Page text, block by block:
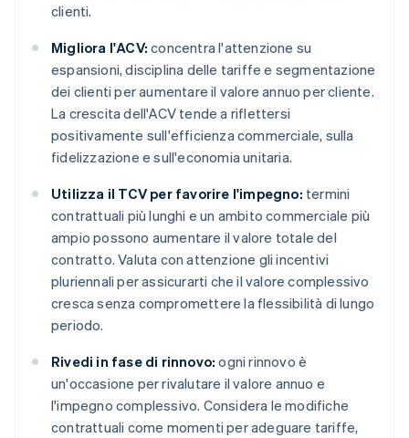
clienti.
Migliora l'ACV: concentra l'attenzione su
espansioni, disciplina delle tariffe e segmentazione
dei clienti per aumentare il valore annuo per cliente.
La crescita dell'ACV tende a riflettersi
positivamente sull'efficienza commerciale, sulla
fidelizzazione e sull'economia unitaria.
Utilizza il TCV per favorire l'impegno: termini
contrattuali più lunghi e un ambito commerciale più
ampio possono aumentare il valore totale del
contratto. Valuta con attenzione gli incentivi
pluriennali per assicurarti che il valore complessivo
cresca senza compromettere la flessibilità di lungo
periodo.
Rivedi in fase di rinnovo: ogni rinnovo è
un'occasione per rivalutare il valore annuo e
l'impegno complessivo. Considera le modifiche
contrattuali come momenti per adeguare tariffe,